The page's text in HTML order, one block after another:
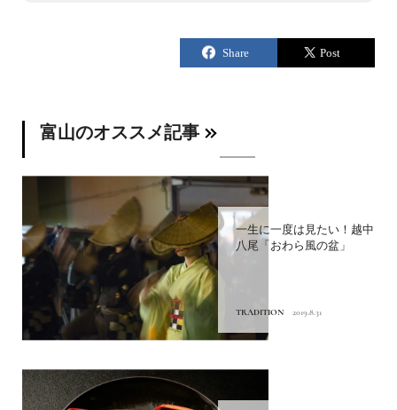
富山のオススメ記事
一生に一度は見たい！越中
八尾「おわら風の盆」
TRADITION 2019.8.31